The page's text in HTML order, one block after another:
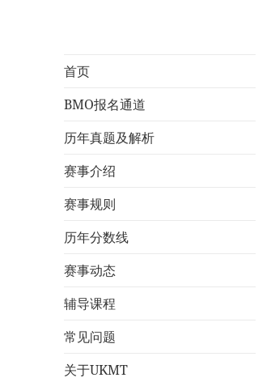
首页
BMO报名通道
历年真题及解析
赛事介绍
赛事规则
历年分数线
赛事动态
辅导课程
常见问题
关于UKMT